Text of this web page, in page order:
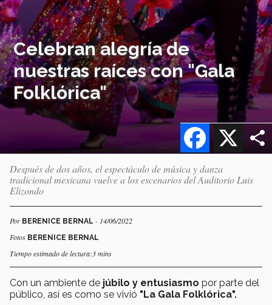
Celebran alegría de
nuestras raíces con "Gala
Folklórica"
X
Facebook
Después de dos años, el espectáculo de música y danza
tradicional mexicana vuelve a los escenarios del Auditorio Luis
Elizondo
Por BERENICE BERNAL - 14/06/2022
Fotos BERENICE BERNAL
Tiempo estimado de lectura:3 mins
Con un ambiente de júbilo y entusiasmo por parte del
público, así es como se vivió "La Gala Folklórica".